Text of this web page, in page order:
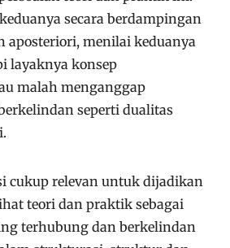
secara berdampingan
aposteriori, menilai keduanya
layaknya konsep
malah menganggap
seperti dualitas
cukup relevan untuk dijadikan
teori dan praktik sebagai
terhubung dan berkelindan